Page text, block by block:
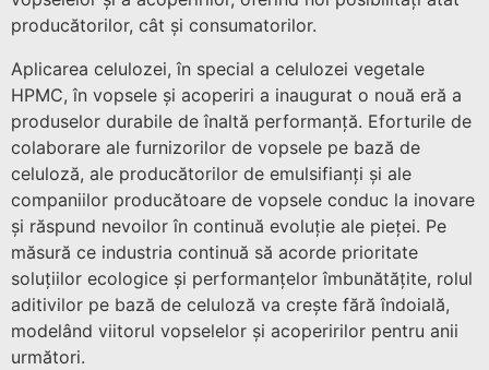
producătorilor, cât și consumatorilor.
Aplicarea celulozei, în special a celulozei vegetale
HPMC, în vopsele și acoperiri a inaugurat o nouă eră a
produselor durabile de înaltă performanță. Eforturile de
colaborare ale furnizorilor de vopsele pe bază de
celuloză, ale producătorilor de emulsifianți și ale
companiilor producătoare de vopsele conduc la inovare
și răspund nevoilor în continuă evoluție ale pieței. Pe
măsură ce industria continuă să acorde prioritate
soluțiilor ecologice și performanțelor îmbunătățite, rolul
aditivilor pe bază de celuloză va crește fără îndoială,
modelând viitorul vopselelor și acoperirilor pentru anii
următori.